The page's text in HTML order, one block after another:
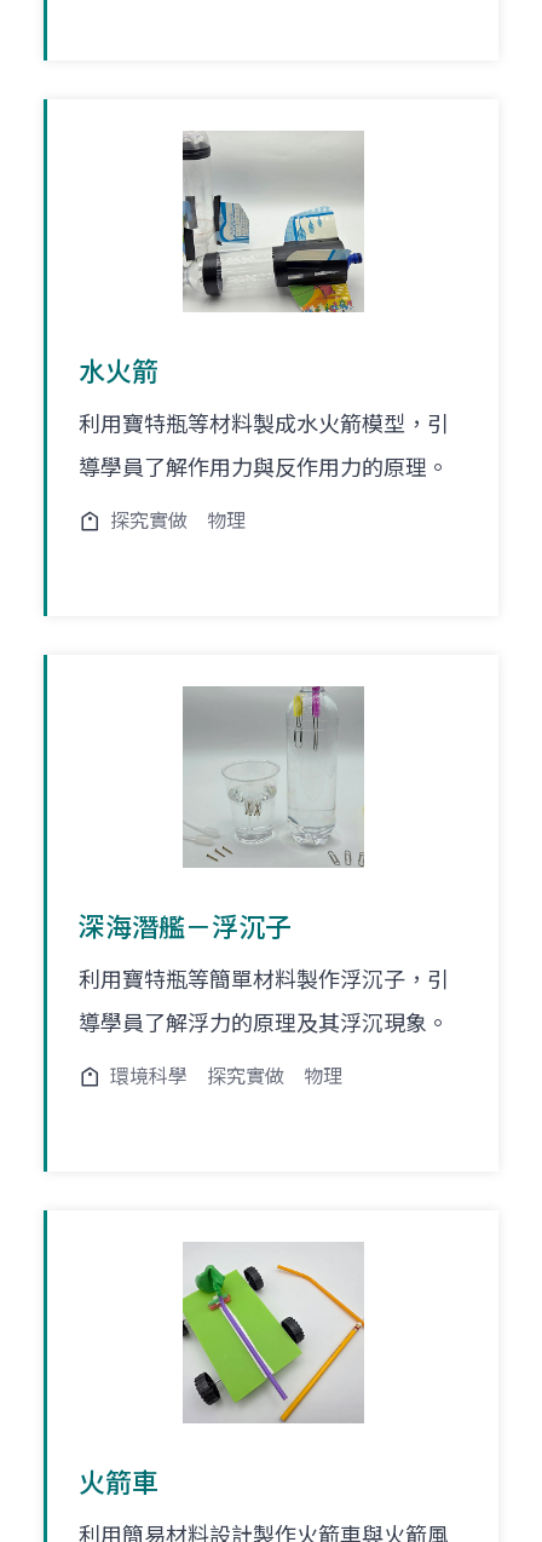
水火箭
利用寶特瓶等材料製成水火箭模型，引
導學員了解作用力與反作用力的原理。
探究實做 物理
深海潛艦－浮沉子
利用寶特瓶等簡單材料製作浮沉子，引
導學員了解浮力的原理及其浮沉現象。
環境科學 探究實做 物理
火箭車
利用簡易材料設計製作火箭車與火箭風